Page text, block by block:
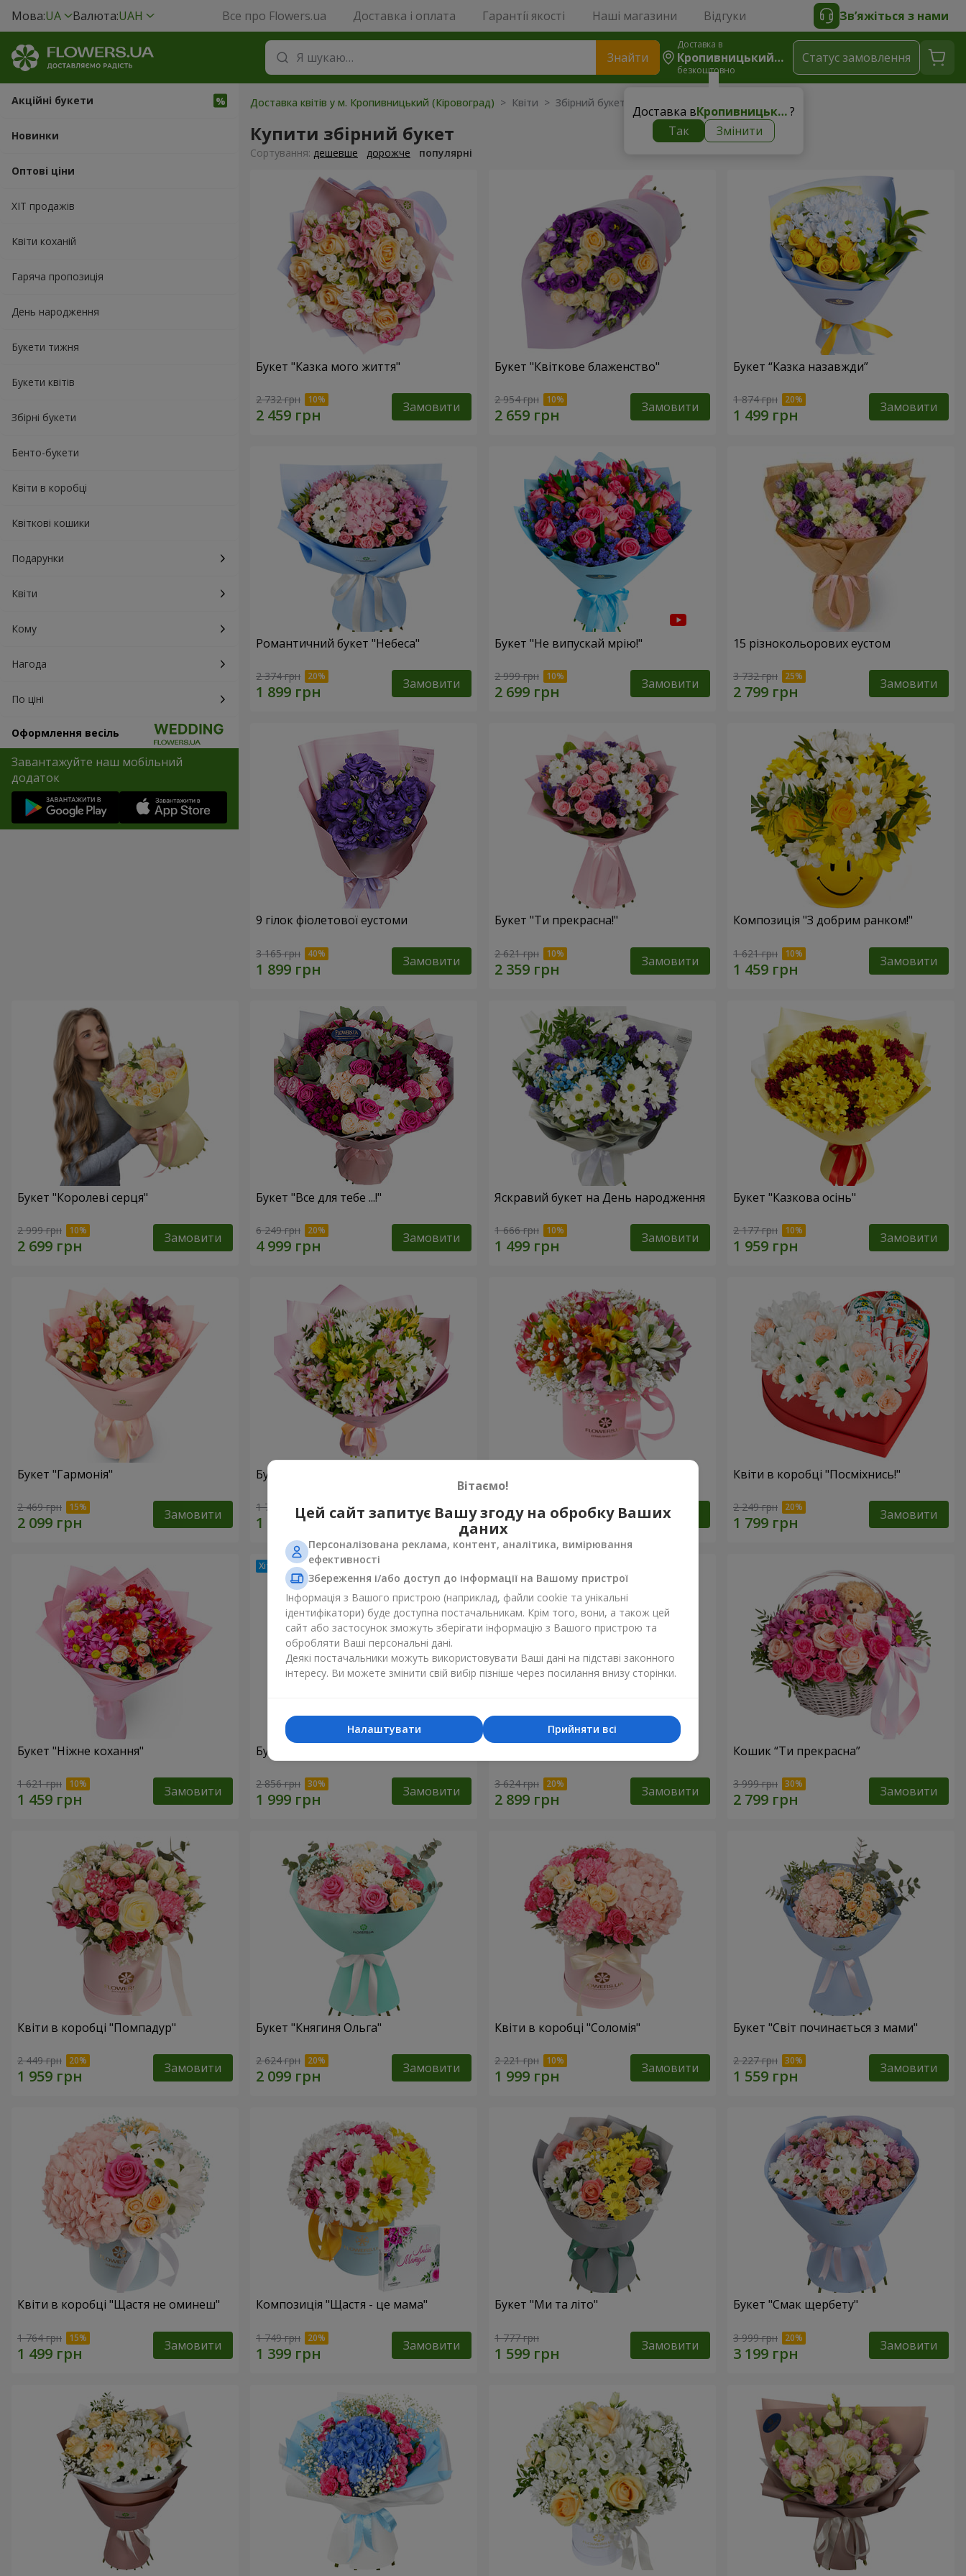
Мова:UA Валюта:UAH Все про Flowers.ua Доставка і оплата Гарантії якості Наші магазини Відгуки Зв’яжіться з нами
Знайти
Доставка в
Кропивницький (Кіровоград)
безкоштовно
Доставка в Кропивницький (Кіровоград)?
Так
Змінити
Статус замовлення
Акційні букети
Новинки
Оптові ціни
ХІТ продажів
Квіти коханій
Гаряча пропозиція
День народження
Букети тижня
Букети квітів
Збірні букети
Бенто-букети
Квіти в коробці
Квіткові кошики
Подарунки
Квіти
Кому
Нагода
По ціні
Оформлення весіль
Завантажуйте наш мобільний
додаток
Доставка квітів у м. Кропивницький (Кіровоград) > Квіти > Збірний букет
Купити збірний букет
Сортування: дешевше дорожче популярні
Букет "Казка мого життя"
2 732 грн Замовити
Букет "Квіткове блаженство"
2 954 грн Замовити
Букет “Казка назавжди”
1 874 грн Замовити
Романтичний букет "Небеса"
2 374 грн Замовити
Букет "Не випускай мрію!"
2 999 грн Замовити
15 різнокольорових еустом
3 732 грн Замовити
9 гілок фіолетової еустоми
3 165 грн Замовити
Букет "Ти прекрасна!"
2 621 грн Замовити
Композиція "З добрим ранком!"
1 621 грн Замовити
Букет "Королеві серця"
2 999 грн Замовити
Букет "Все для тебе ...!"
6 249 грн Замовити
Яскравий букет на День народження
1 666 грн Замовити
Букет "Казкова осінь"
2 177 грн Замовити
Букет "Гармонія"
2 469 грн Замовити
Букет квітів "Чудовий настрій"
1 777 грн Замовити 2 305 грн Замовити
Квіти в коробці "Посміхнись!"
2 249 грн Замовити
Букет "Ніжне кохання"
1 621 грн Замовити
Букет "Квітковий бал"
2 856 грн Замовити 3 624 грн Замовити
Кошик “Ти прекрасна”
3 999 грн Замовити
Квіти в коробці "Помпадур"
2 449 грн Замовити
Букет "Княгиня Ольга"
2 624 грн Замовити
Квіти в коробці "Соломія"
2 221 грн Замовити
Букет "Світ починається з мами"
2 227 грн Замовити
Квіти в коробці "Щастя не оминеш"
1 764 грн Замовити
Композиція "Щастя - це мама"
1 749 грн Замовити
Букет "Ми та літо"
1 777 грн Замовити
Букет "Смак щербету"
3 999 грн Замовити
Вітаємо!
Цей сайт запитує Вашу згоду на обробку Ваших
даних
Персоналізована реклама, контент, аналітика, вимірювання
ефективності
Збереження і/або доступ до інформації на Вашому пристрої
Інформація з Вашого пристрою (наприклад, файли cookie та унікальні
ідентифікатори) буде доступна постачальникам. Крім того, вони, а також цей
сайт або застосунок зможуть зберігати інформацію з Вашого пристрою та
обробляти Ваші персональні дані.
Деякі постачальники можуть використовувати Ваші дані на підставі законного
інтересу. Ви можете змінити свій вибір пізніше через посилання внизу сторінки.
Прийняти всі
Налаштувати